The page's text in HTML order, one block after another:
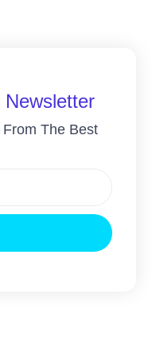
Newsletter
The Best